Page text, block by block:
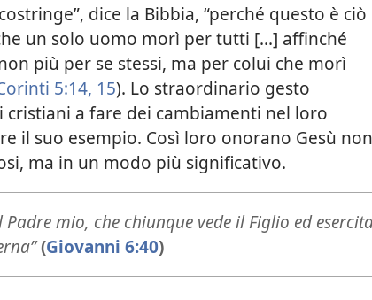
dice la Bibbia, “perché questo è ciò
un solo uomo morì per tutti [...] affinché
più per se stessi, ma per colui che morì
5:14, 15). Lo straordinario gesto
cristiani a fare dei cambiamenti nel loro
il suo esempio. Così loro onorano Gesù non
ma in un modo più significativo.
Padre mio, che chiunque vede il Figlio ed
(Giovanni 6:40)